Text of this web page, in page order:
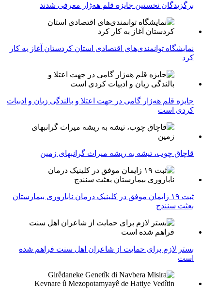
برگزیدگان نخستین جایزه قلم هه‌ژار معرفی شدند
نمایشگاه توانمندی‌های اقتصادی استان کردستان آغاز به کار
کرد
جایزه قلم هه‌ژار گامی در جهت اعتلا و بالندگی زبان و ادبیات
کردی است
قاچاق چوب، تیشه به ریشه میراث گرانبهای زمین
ثبت ۱۹ زایمان موفق در کلینیک درمان ناباروری بیمارستان
بعثت سنندج
بستر لازم برای حمایت از شاعران اهل سنت فراهم شده
است